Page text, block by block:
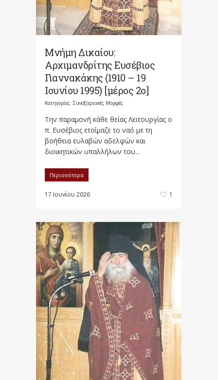
Μνήμη Δικαίου:
Αρχιμανδρίτης Ευσέβιος
Γιαννακάκης (1910 – 19
Ιουνίου 1995) [μέρος 2ο]
Κατηγορίες: Συναξαριακές Μορφές
Την παραμονή κάθε θείας Λειτουργίας ο
π. Ευσέβιος ετοίμαζε το ναό με τη
βοήθεια ευλαβών αδελφών και
διοικητικών υπαλλήλων του...
Περισσότερα
17 Ιουνίου 2026 1